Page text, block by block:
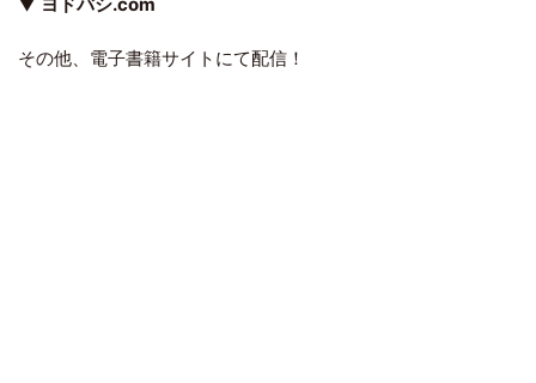
その他、電子書籍サイトにて配信！